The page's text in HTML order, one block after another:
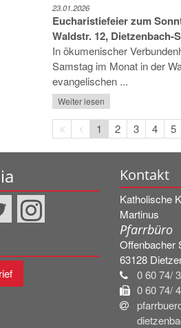
23.01.2026
Eucharistiefeier zum
Waldstr. 12, Dietzenbach-
In ökumenischer
Samstag im Monat in der
evangelischen ...
Weiter lesen
Erste
Seite
Vorherige
Seite
1 2 3 4 5
Kontakt
Katholische
Martinus
Pfarrbüro
Offenbacher
63128
0 60 74/
0 60 74/